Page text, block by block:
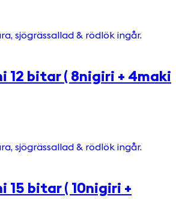
sjögrässallad & rödlök ingår.
12 bitar ( 8nigiri + 4maki
sjögrässallad & rödlök ingår.
15 bitar ( 10nigiri +